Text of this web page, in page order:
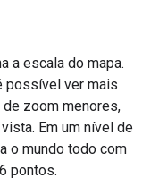
a escala do mapa.
possível ver mais
zoom menores,
Em um nível de
o mundo todo com
pontos.